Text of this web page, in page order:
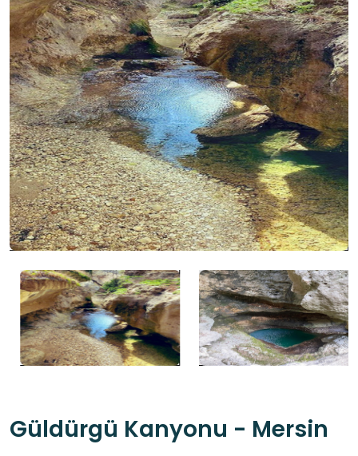
Güldürgü Kanyonu - Mersin